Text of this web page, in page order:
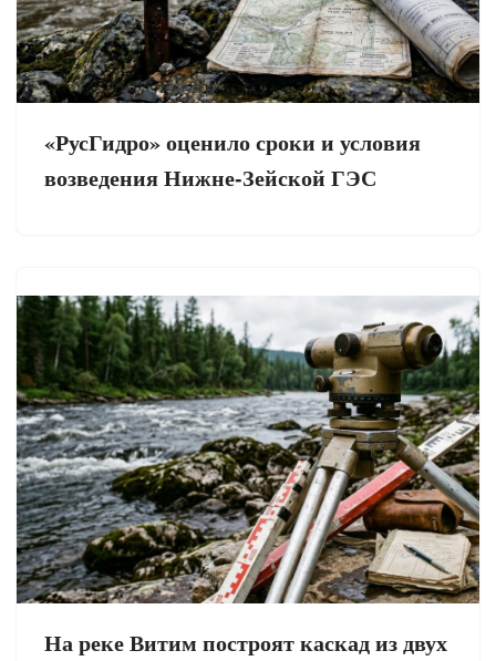
«РусГидро» оценило сроки и условия
возведения Нижне-Зейской ГЭС
На реке Витим построят каскад из двух